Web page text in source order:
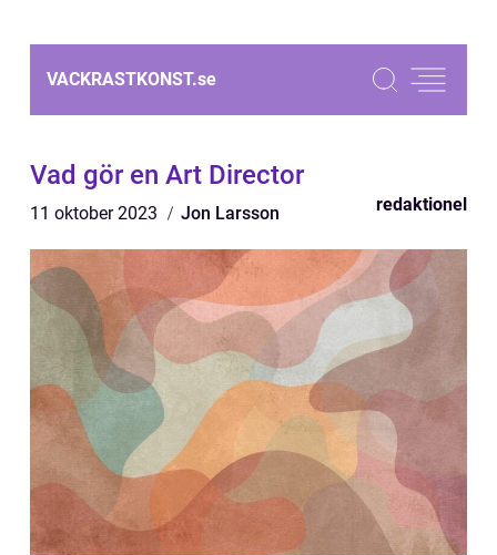
VACKRASTKONST.se
Vad gör en Art Director
11 oktober 2023 Jon Larsson redaktionel